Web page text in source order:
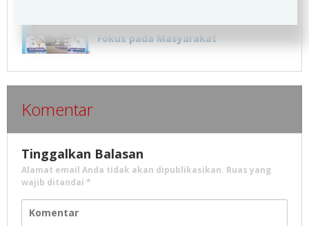
Warga Berharap Eva Dwiana Lebih
Fokus pada Masyarakat
Komentar
Tinggalkan Balasan
Alamat email Anda tidak akan dipublikasikan. Ruas yang
wajib ditandai *